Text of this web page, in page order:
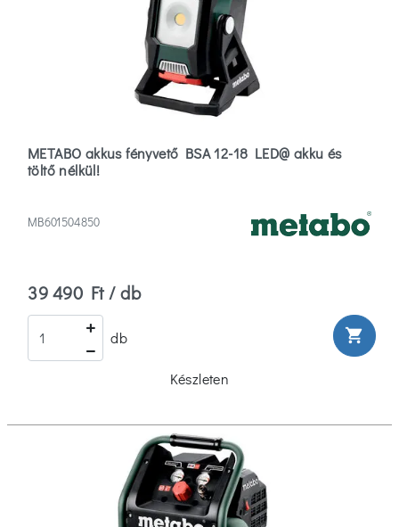
METABO akkus fényvető BSA 12-18 LED@ akku és
töltő nélkül!
MB601504850
39 490 Ft / db
db shopping_cart
Készleten